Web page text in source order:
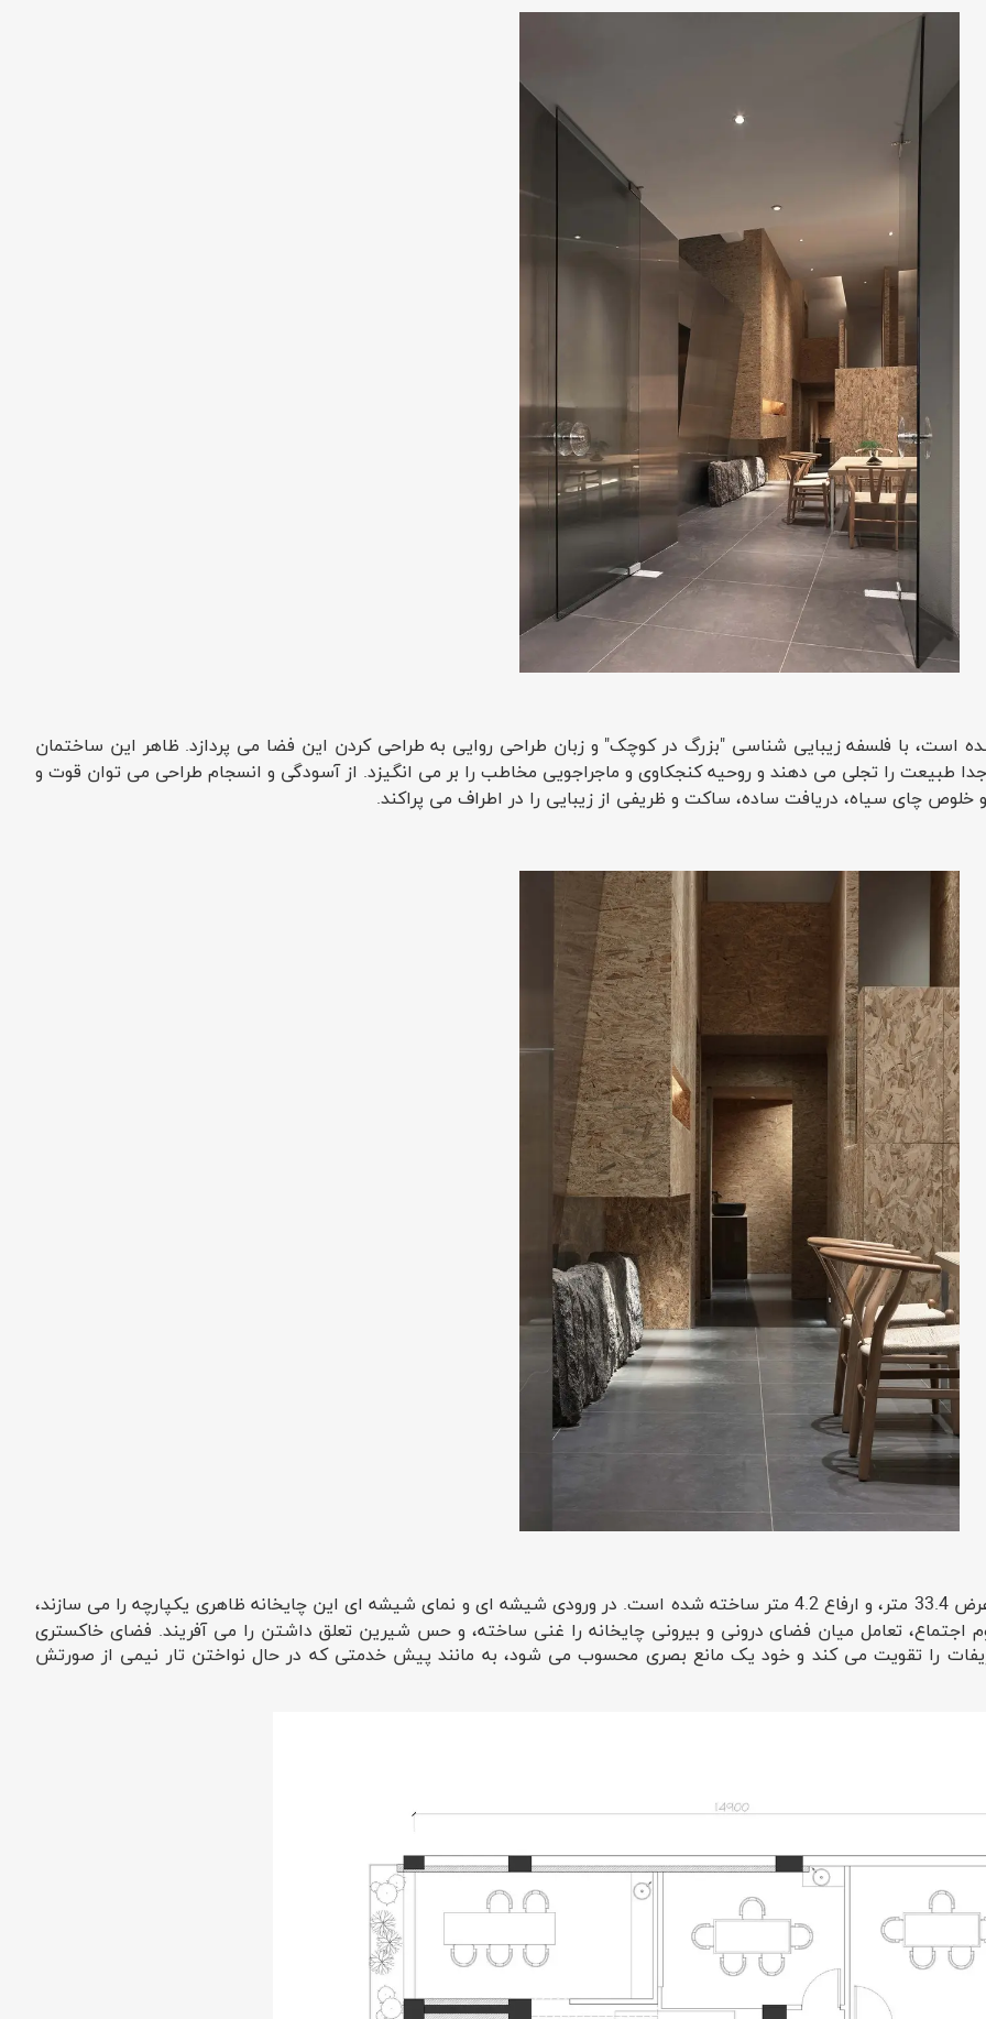
است، با فلسفه زیبایی شناسی "بزرگ در کوچک" و زبان طراحی روایی به طراحی کردن این فضا می پردازد. ظاهر این ساختمان
را تجلی می دهند و روحیه کنجکاوی و ماجراجویی مخاطب را بر می انگیزد. از آسودگی و انسجام طراحی می توان قوت و
چای سیاه، دریافت ساده، ساکت و ظریفی از زیبایی را در اطراف می پراکند.
این چایخانه با تبدیل کردن دو طبقه، هر یک به طول 15 متر و عرض 33.4 متر، و ارفاع 4.2 متر ساخته شده است. در ورودی شیشه ای و نمای شیشه ای این چایخانه ظاهری یکپارچه را می سازند،
اجتماع، تعامل میان فضای درونی و بیرونی چایخانه را غنی ساخته، و حس شیرین تعلق داشتن را می آفریند. فضای خاکستری
را تقویت می کند و خود یک مانع بصری محسوب می شود، به مانند پیش خدمتی که در حال نواختن تار نیمی از صورتش